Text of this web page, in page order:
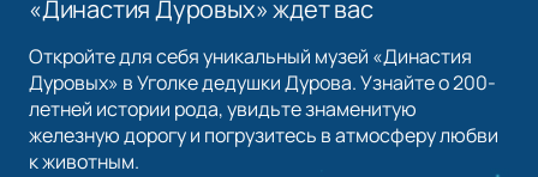
«Династия Дуровых» ждет вас
Откройте для себя уникальный музей «Династия
Дуровых» в Уголке дедушки Дурова. Узнайте о 200-
летней истории рода, увидьте знаменитую
железную дорогу и погрузитесь в атмосферу любви
к животным.